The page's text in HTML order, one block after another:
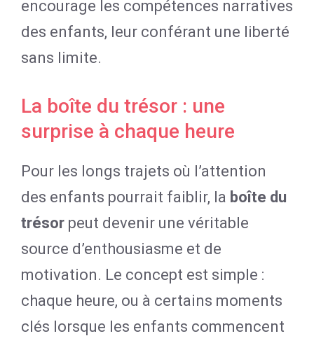
encourage les compétences narratives
des enfants, leur conférant une liberté
sans limite.
La boîte du trésor : une
surprise à chaque heure
Pour les longs trajets où l’attention
des enfants pourrait faiblir, la boîte du
trésor peut devenir une véritable
source d’enthousiasme et de
motivation. Le concept est simple :
chaque heure, ou à certains moments
clés lorsque les enfants commencent